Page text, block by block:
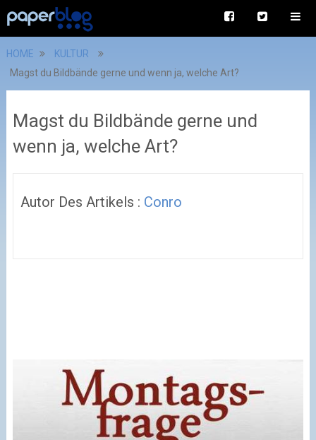
HOME
KULTUR
Magst du Bildbände gerne und wenn ja, welche Art?
Magst du Bildbände gerne und
wenn ja, welche Art?
Autor Des Artikels : Conro